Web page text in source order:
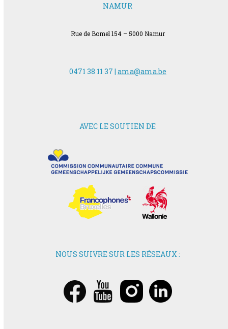
NAMUR
Rue de Bomel 154 – 5000 Namur
0471 38 11 37 | ama@ama.be
AVEC LE SOUTIEN DE
NOUS SUIVRE SUR LES RÉSEAUX :